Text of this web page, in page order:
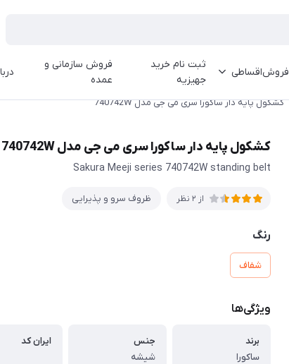
فروش‌اقساطی
ثبت نام خرید
جهیزیه
فروش سازمانی و
عمده
کشکول پایه دار ساکورا سری می جی مدل 740742W
کشکول پایه دار ساکورا سری می جی مدل 740742W
Sakura Meeji series 740742W standing belt
از 2 نظر ظروف سرو و پذیرایی
رنگ
شفاف
ویژگی‌ها
برند
ساکورا
جنس
شیشه
ایران کد